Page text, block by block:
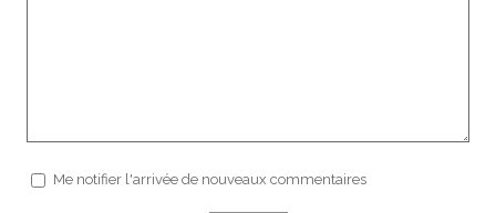
Me notifier l'arrivée de nouveaux commentaires